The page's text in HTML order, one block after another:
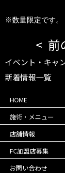
※数量限定です。
前
イベント・キャ
新着情報一覧
HOME
施術・メニュー
店舗情報
FC加盟店募集
お問い合わせ